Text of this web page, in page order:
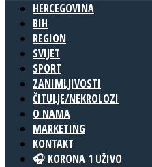
HERCEGOVINA
BIH
REGION
SVIJET
SPORT
ZANIMLJIVOSTI
ČITULJE/NEKROLOZI
O NAMA
MARKETING
KONTAKT
🎧 KORONA 1 UŽIVO